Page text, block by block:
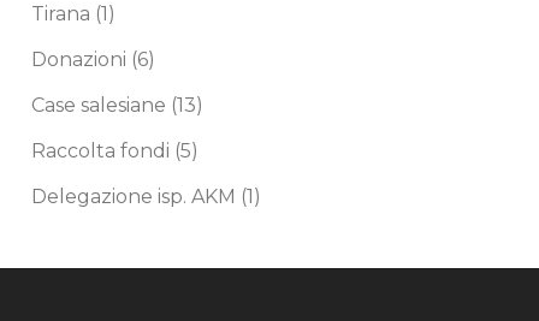
Tirana (1)
Donazioni (6)
Case salesiane (13)
Raccolta fondi (5)
Delegazione isp. AKM (1)